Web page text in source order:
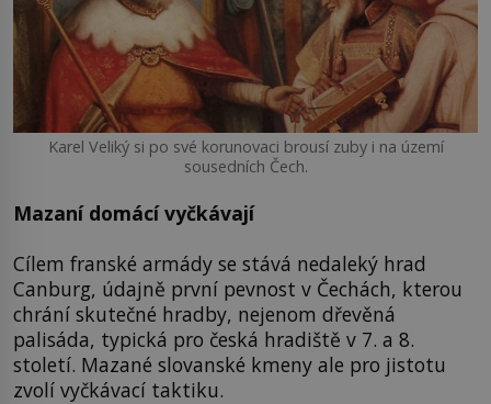
Karel Veliký si po své korunovaci brousí zuby i na území
sousedních Čech.
Mazaní domácí vyčkávají
Cílem franské armády se stává nedaleký hrad
Canburg, údajně první pevnost v Čechách, kterou
chrání skutečné hradby, nejenom dřevěná
palisáda, typická pro česká hradiště v 7. a 8.
století. Mazané slovanské kmeny ale pro jistotu
zvolí vyčkávací taktiku.